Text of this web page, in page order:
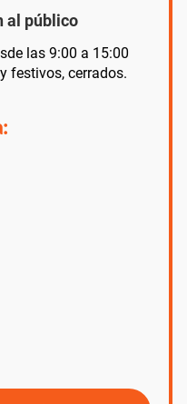
al público
las 9:00 a 15:00
festivos, cerrados.